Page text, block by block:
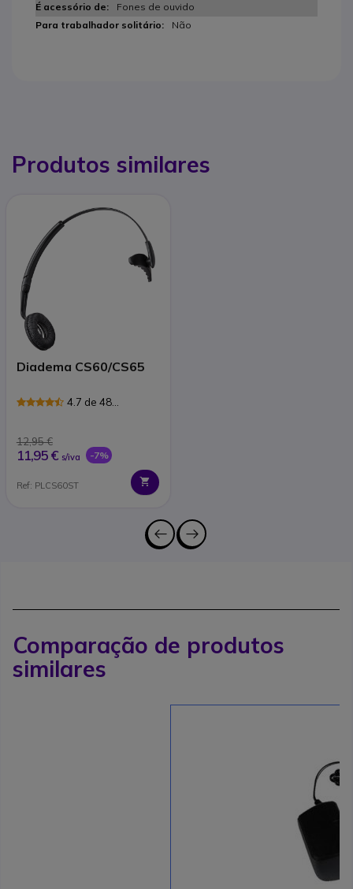
Fones de ouvido
Não
Produtos similares
Diadema CS60/CS65
4.7 de 48
12,95 €
11,95 € s/iva -7%
Ref: PLCS60ST
Comparação de produtos
similares